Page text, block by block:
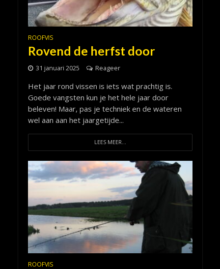
ROOFVIS
Rovend de herfst door
31 januari 2025 Reageer
Het jaar rond vissen is iets wat prachtig is.
Goede vangsten kun je het hele jaar door
beleven! Maar, pas je techniek en de wateren
wel aan aan het jaargetijde...
LEES MEER...
ROOFVIS